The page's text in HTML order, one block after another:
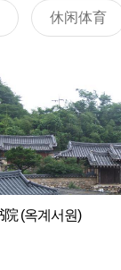
休闲体育
院 (옥계서원)